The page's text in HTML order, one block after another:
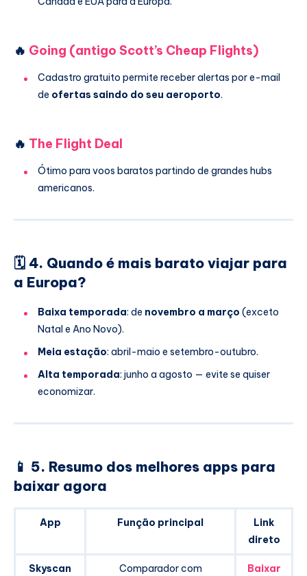
🔥 Going (antigo Scott’s Cheap Flights)
Cadastro gratuito permite receber alertas por e-mail
de ofertas saindo do seu aeroporto.
🔥 The Flight Deal
Ótimo para voos baratos partindo de grandes hubs
americanos.
🗓️ 4. Quando é mais barato viajar para
a Europa?
Baixa temporada: de novembro a março (exceto
Natal e Ano Novo).
Meia estação: abril-maio e setembro-outubro.
Alta temporada: junho a agosto — evite se quiser
economizar.
📱 5. Resumo dos melhores apps para
baixar agora
App Função principal
Link
direto
Skyscan
Comparador com
Baixar